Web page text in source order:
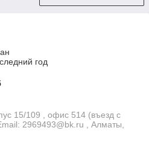
год
15/109 , офис 514 (въезд с
2969493@bk.ru , Алматы,